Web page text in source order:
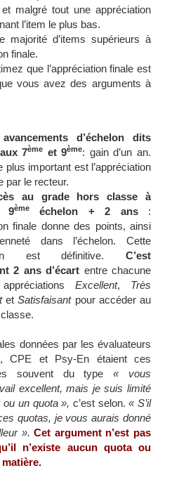
malgré tout une appréciation
l’item le plus bas.
majorité d’items supérieurs à
finale.
que l’appréciation finale est
vous avez des arguments à
d’échelon dits
7ème et 9ème: gain d’un an.
plus important est l’appréciation
par le recteur.
au grade hors classe à
9èmeéchelon + 2 ans:
finale donne des points, ainsi
dans l’échelon. Cette
est définitive. C’est
2 ans d’écart entre chacune
Excellent, Très
etSatisfaisantpour accéder au
données par les évaluateurs
CPE et Psy-En étaient ces
souvent du type« vous
excellent, mais je suis limité
un quota », c’est selon.« S’il
quotas, je vous aurais donné
». Cet argument n’est pas
n’existe aucun quota ou